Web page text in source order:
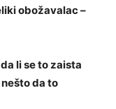
obožavalac –
li se to zaista
da to